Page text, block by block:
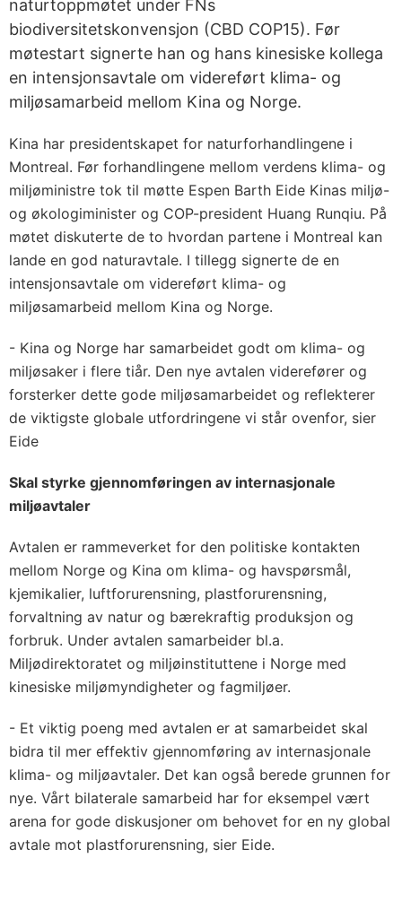
naturtoppmøtet under FNs
biodiversitetskonvensjon (CBD COP15). Før
møtestart signerte han og hans kinesiske kollega
en intensjonsavtale om videreført klima- og
miljøsamarbeid mellom Kina og Norge.
Kina har presidentskapet for naturforhandlingene i
Montreal. Før forhandlingene mellom verdens klima- og
miljøministre tok til møtte Espen Barth Eide Kinas miljø-
og økologiminister og COP-president Huang Runqiu. På
møtet diskuterte de to hvordan partene i Montreal kan
lande en god naturavtale. I tillegg signerte de en
intensjonsavtale om videreført klima- og
miljøsamarbeid mellom Kina og Norge.
- Kina og Norge har samarbeidet godt om klima- og
miljøsaker i flere tiår. Den nye avtalen viderefører og
forsterker dette gode miljøsamarbeidet og reflekterer
de viktigste globale utfordringene vi står ovenfor, sier
Eide
Skal styrke gjennomføringen av internasjonale
miljøavtaler
Avtalen er rammeverket for den politiske kontakten
mellom Norge og Kina om klima- og havspørsmål,
kjemikalier, luftforurensning, plastforurensning,
forvaltning av natur og bærekraftig produksjon og
forbruk. Under avtalen samarbeider bl.a.
Miljødirektoratet og miljøinstituttene i Norge med
kinesiske miljømyndigheter og fagmiljøer.
- Et viktig poeng med avtalen er at samarbeidet skal
bidra til mer effektiv gjennomføring av internasjonale
klima- og miljøavtaler. Det kan også berede grunnen for
nye. Vårt bilaterale samarbeid har for eksempel vært
arena for gode diskusjoner om behovet for en ny global
avtale mot plastforurensning, sier Eide.